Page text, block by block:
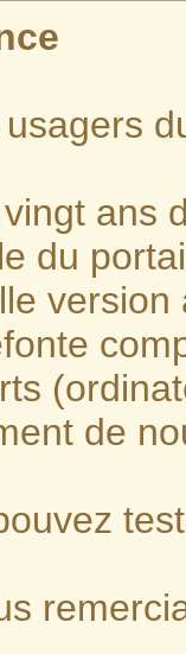
ans
du
version
de